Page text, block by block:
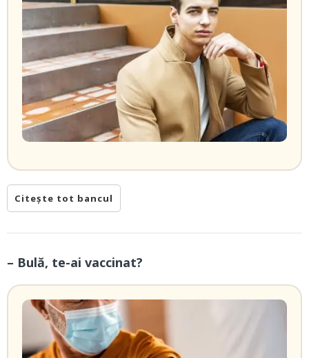
Citește tot bancul
– Bulă, te-ai vaccinat?